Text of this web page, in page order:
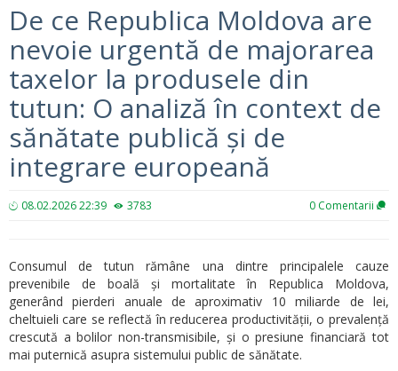
De ce Republica Moldova are
nevoie urgentă de majorarea
taxelor la produsele din
tutun: O analiză în context de
sănătate publică și de
integrare europeană
08.02.2026 22:39 3783 0 Comentarii
Consumul de tutun rămâne una dintre principalele cauze
prevenibile de boală și mortalitate în Republica Moldova,
generând pierderi anuale de aproximativ 10 miliarde de lei,
cheltuieli care se reflectă în reducerea productivității, o prevalență
crescută a bolilor non-transmisibile, și o presiune financiară tot
mai puternică asupra sistemului public de sănătate.